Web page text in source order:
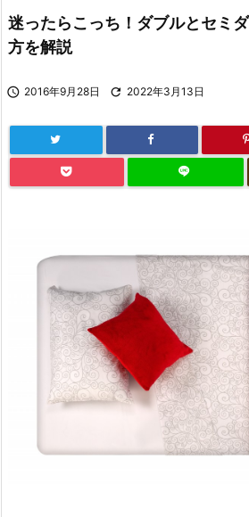
迷ったらこっち！ダブルとセミ
方を解説
 2016年9月28日  2022年3月13日